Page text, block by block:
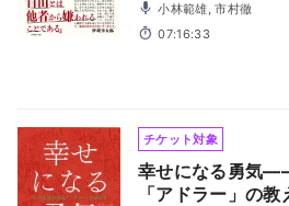
小林範雄, 市村徹
07:16:33
チケット対象
幸せになる勇気
「アドラー」の教